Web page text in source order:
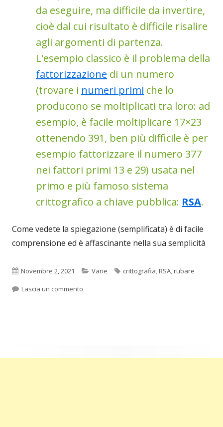
da eseguire, ma difficile da invertire,
cioè dal cui risultato è difficile risalire
agli argomenti di partenza.
L'esempio classico è il problema della
fattorizzazione di un numero
(trovare i numeri primi che lo
producono se moltiplicati tra loro: ad
esempio, è facile moltiplicare 17×23
ottenendo 391, ben più difficile è per
esempio fattorizzare il numero 377
nei fattori primi 13 e 29) usata nel
primo e più famoso sistema
crittografico a chiave pubblica: RSA.
Come vedete la spiegazione (semplificata) è di facile
comprensione ed è affascinante nella sua semplicità
Pubblicato
Novembre 2, 2021 Categorie
Varie Tag
crittografia,RSA,rubare
Lascia un commento